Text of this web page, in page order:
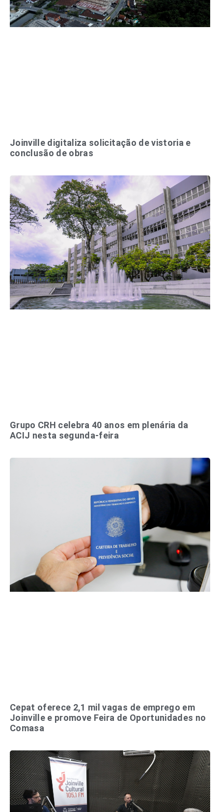
Joinville digitaliza solicitação de vistoria e
conclusão de obras
Grupo CRH celebra 40 anos em plenária da
ACIJ nesta segunda-feira
Cepat oferece 2,1 mil vagas de emprego em
Joinville e promove Feira de Oportunidades no
Comasa